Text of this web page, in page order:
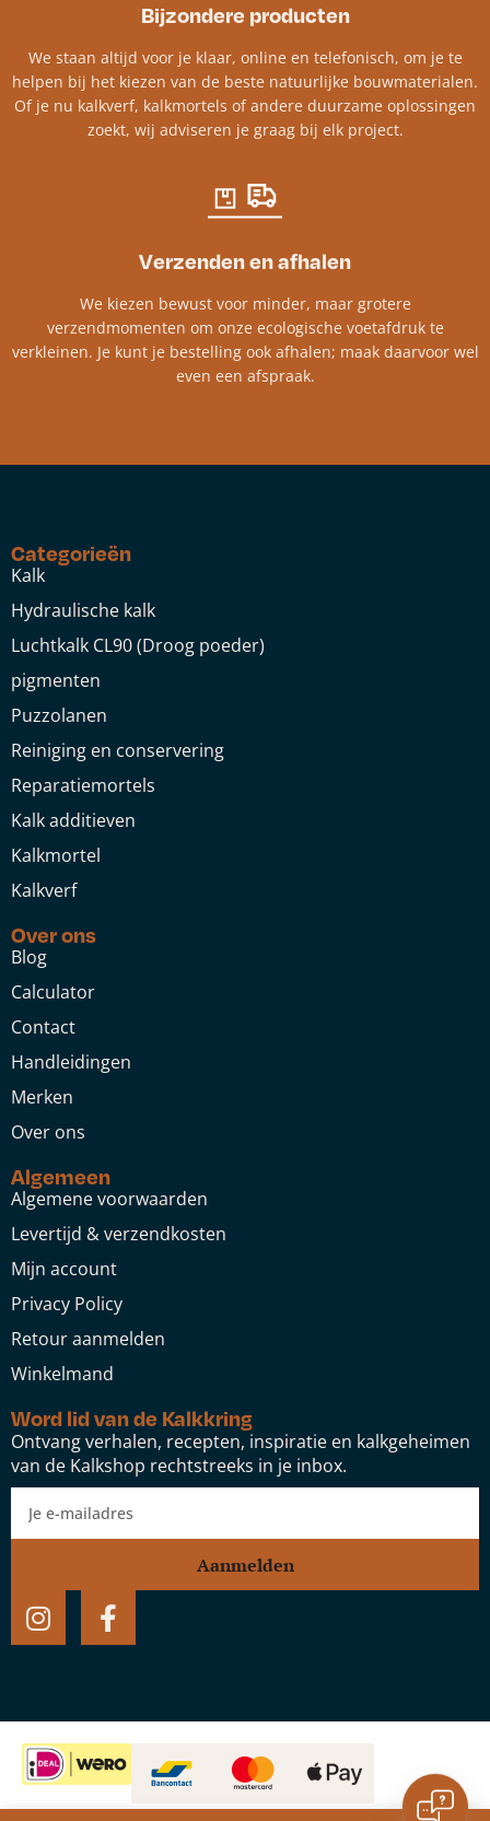
Assortiment aardpigmenten
groot
Bijzondere producten
We staan altijd voor je klaar, online en telefonisch, om je te
helpen bij het kiezen van de beste natuurlijke bouwmaterialen.
Of je nu kalkverf, kalkmortels of andere duurzame oplossingen
zoekt, wij adviseren je graag bij elk project.​
Verzenden en afhalen
We kiezen bewust voor minder, maar grotere
verzendmomenten om onze ecologische voetafdruk te
verkleinen. Je kunt je bestelling ook afhalen; maak daarvoor wel
even een afspraak.
Categorieën
Kalk
Hydraulische kalk
Luchtkalk CL90 (Droog poeder)
pigmenten
Puzzolanen
Reiniging en conservering
Reparatiemortels
Kalk additieven
Kalkmortel
Kalkverf
Over ons
Blog
Calculator
Contact
Handleidingen
Merken
Over ons
Algemeen
Algemene voorwaarden
Levertijd & verzendkosten
Mijn account
Privacy Policy
Retour aanmelden
Winkelmand
Word lid van de Kalkkring
Ontvang verhalen, recepten, inspiratie en kalkgeheimen
van de Kalkshop rechtstreeks in je inbox.
Aanmelden